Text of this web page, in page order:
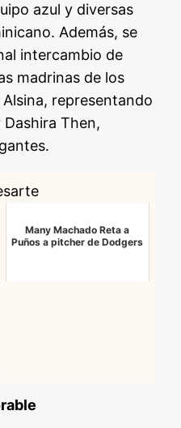
azul y diversas
Además, se
intercambio de
madrinas de los
representando
Dashira Then,
Many Machado Reta a
Puños a pitcher de Dodgers